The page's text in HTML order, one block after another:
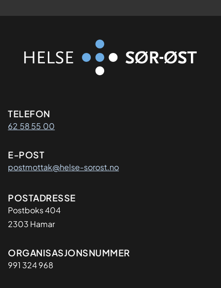
Kontaktinformasjon
TELEFON
62 58 55 00
E-POST
postmottak@helse-sorost.no
Adresse
POSTADRESSE
Postboks 404
2303 Hamar
Organisasjon
ORGANISASJONSNUMMER
991 324 968